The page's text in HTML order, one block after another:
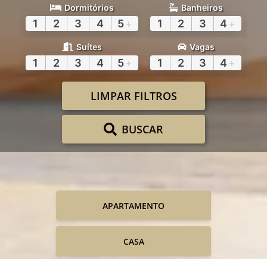
Dormitórios
1 2 3 4 5+
Banheiros
1 2 3 4 +
Suítes
1 2 3 4 5+
Vagas
1 2 3 4 +
LIMPAR FILTROS
BUSCAR
APARTAMENTO
CASA